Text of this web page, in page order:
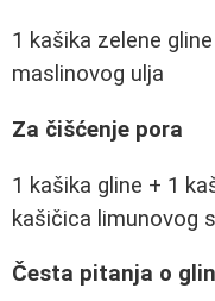
1 kašika zelene
maslinovog ulja
Za čišćenje pora
1 kašika gline + 1
kašičica limunovog
Česta pitanja o